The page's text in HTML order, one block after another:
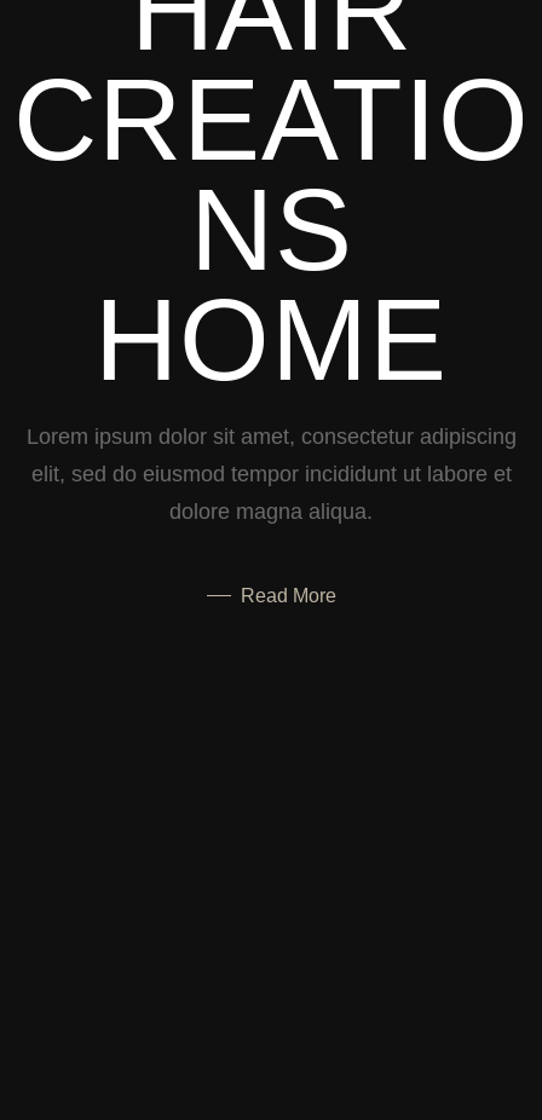
CREATIO
NS
HOME
Lorem ipsum dolor sit amet, consectetur adipiscing
elit, sed do eiusmod tempor incididunt ut labore et
dolore magna aliqua.
Read More